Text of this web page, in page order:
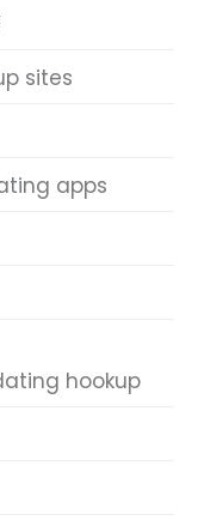
sites
apps
hookup